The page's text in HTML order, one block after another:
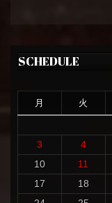
SCHEDULE
月 火
3
4
10
11
17
18